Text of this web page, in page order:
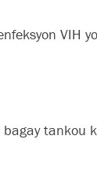
VIH
tankou